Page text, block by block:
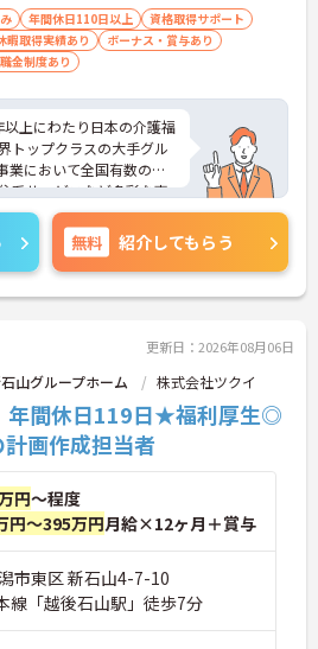
も安心です】
任ケアマネジャーと情報
要に応じて同行訪問など
況に合わせて管理者が新
め業務過多にならず無理
支援制度が整っており働
してのさらなるスキルア
円◎大手法人ならではの
魅力です】
退職金制度や宿泊費補
福利厚生制度ツクイPLUS
や髪型をはじめネイルや
り個性を大切にしながら
年間休日110日以上
資格取得サポート
暇取得実績あり
ボーナス・賞与あり
金制度あり
上にわたり日本の介護福
トップクラスの大手グル
業において全国有数の規
系サービスなど多彩な事
のあらゆるニーズにワン
しています。ダイバー
し、多様な人材が能力を
に注力している点も大き
災害を見据えたBCP（事
業員の双方を守るリスク
ます。今後は、ご家族
できるシステムや、AIを
入など、IT技術を積極的
の向上と従業員の業務効
護サービスを追求して
業基盤と革新への意欲を
ア形成に最適な法人で
した週休2日制に加え、
用意されています。ま
にはこども休暇が付与さ
無料 紹介してもらう
更新日：2026年08月06日
山グループホーム 株式会社ツクイ
年間休日119日★福利厚生◎
画作成担当者
円～程度
円～395万円月給×12ヶ月＋賞与
市東区 新石山4-7-10
線「越後石山駅」徒歩7分